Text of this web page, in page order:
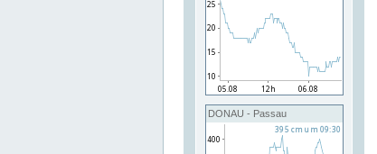
DONAU - Passau